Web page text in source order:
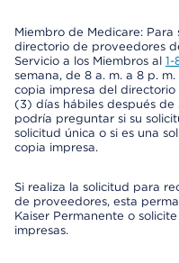
Miembro de Medicare:
directorio de proveedores
Servicio a los Miembros al 1-
semana, de 8 a. m. a 8 p.
copia impresa del
(3) días hábiles después de
podría preguntar si su
solicitud única o si es una
copia impresa.
Si realiza la solicitud para
de proveedores, esta
Kaiser Permanente o
impresas.